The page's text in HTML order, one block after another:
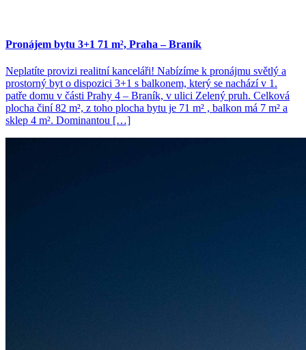
Pronájem bytu 3+1 71 m², Praha – Braník
Neplatíte provizi realitní kanceláři! Nabízíme k pronájmu světlý a
prostorný byt o dispozici 3+1 s balkonem, který se nachází v 1.
patře domu v části Prahy 4 – Braník, v ulici Zelený pruh. Celková
plocha činí 82 m², z toho plocha bytu je 71 m² , balkon má 7 m² a
sklep 4 m². Dominantou […]